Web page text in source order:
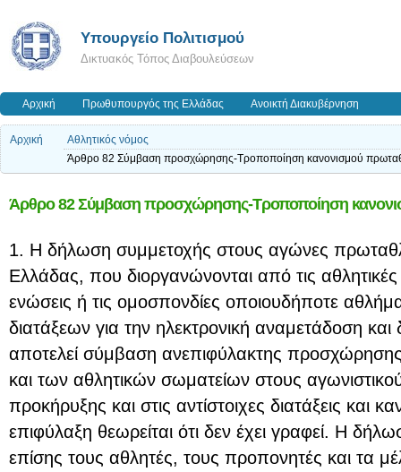
Υπουργείο Πολιτισμού
Δικτυακός Τόπος Διαβουλεύσεων
Αρχική Πρωθυπουργός της Ελλάδας Ανοικτή Διακυβέρνηση
Αρχική
Αθλητικός νόμος
Άρθρο 82 Σύμβαση προσχώρησης-Τροποποίηση κανονισμού
Άρθρο 82 Σύμβαση προσχώρησης-Τροποποίηση
1. Η δήλωση συμμετοχής στους αγώνες
Ελλάδας, που διοργανώνονται από τις αθλητικές
ενώσεις ή τις ομοσπονδίες οποιουδήποτε
διατάξεων για την ηλεκτρονική αναμετάδοση
αποτελεί σύμβαση ανεπιφύλακτης
και των αθλητικών σωματείων στους
προκήρυξης και στις αντίστοιχες διατάξεις και
επιφύλαξη θεωρείται ότι δεν έχει γραφεί. Η
επίσης τους αθλητές, τους προπονητές και τα